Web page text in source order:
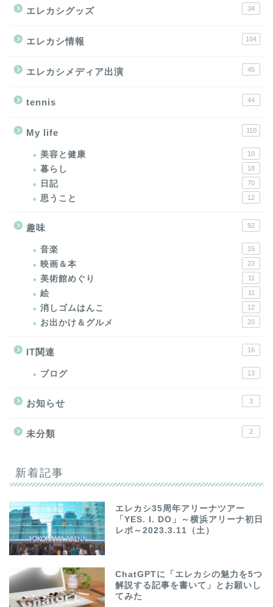
エレカシグッズ 34
エレカシ情報 104
エレカシメディア出演 45
tennis 44
My life 110
美容と健康 10
暮らし 18
日記 70
思うこと 12
趣味 92
音楽 15
映画＆本 23
美術館めぐり 11
絵 11
消しゴムはんこ 12
お出かけ＆グルメ 20
IT関連 16
ブログ 13
お知らせ 3
未分類 2
新着記事
エレカシ35周年アリーナツアー
「YES. I. DO」～横浜アリーナ初日
レポ～2023.3.11（土）
ChatGPTに「エレカシの魅力を5つ
解説する記事を書いて」とお願いし
てみた